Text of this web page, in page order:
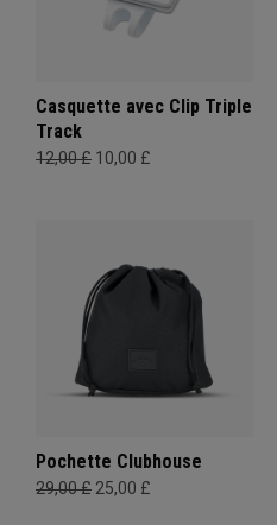
Casquette avec Clip Triple
Track
12,00 £ 10,00 £
Pochette Clubhouse
29,00 £ 25,00 £